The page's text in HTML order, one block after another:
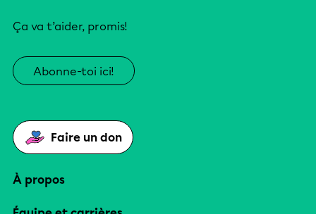
Ça va t’aider, promis!
Abonne-toi ici!
Faire un don
À propos